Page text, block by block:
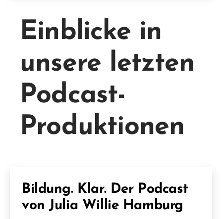
Einblicke in
unsere letzten
Podcast-
Produktionen
Bildung. Klar. Der Podcast
von Julia Willie Hamburg